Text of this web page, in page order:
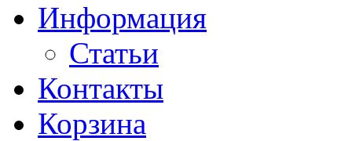
Информация
Статьи
Контакты
Корзина